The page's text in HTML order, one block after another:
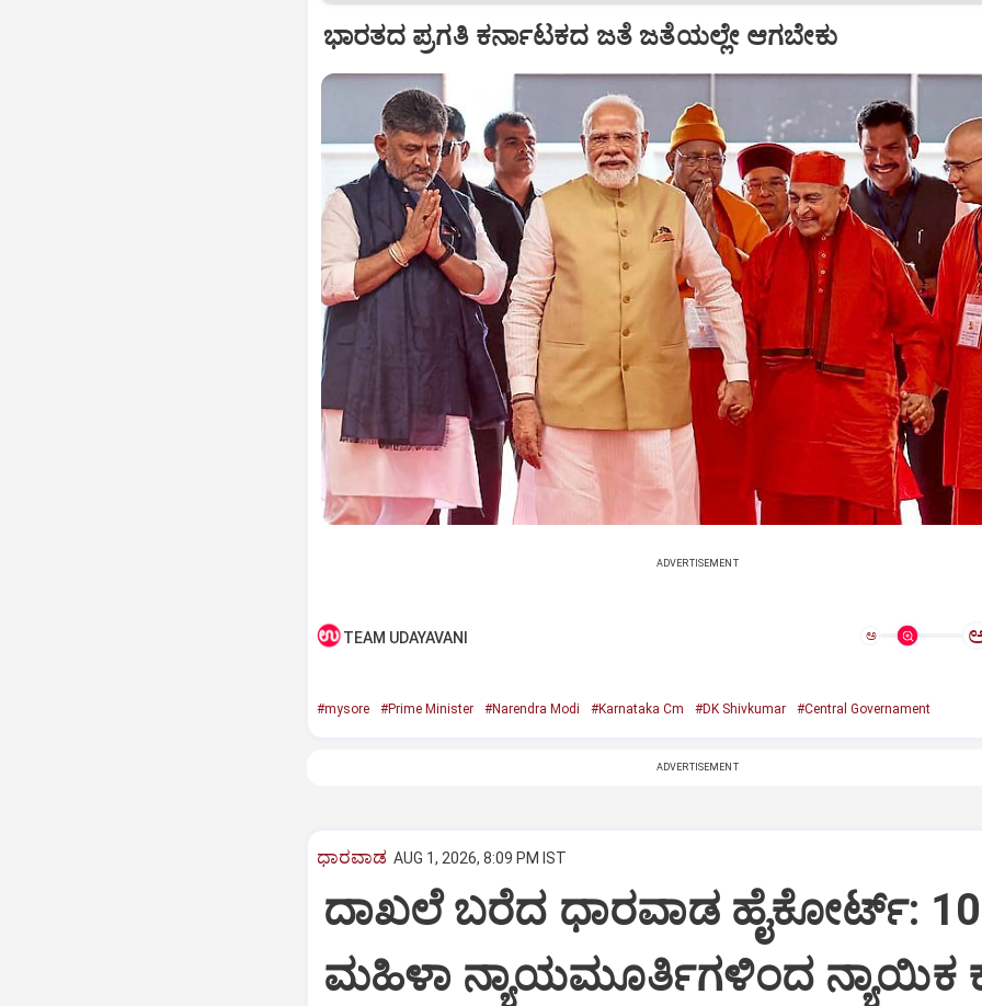
ಭಾರತದ ಪ್ರಗತಿ ಕರ್ನಾಟಕದ ಜತೆ ಜತೆಯಲ್ಲೇ ಆಗಬೇಕು
ADVERTISEMENT
TEAM UDAYAVANI ಅ
#mysore #Prime Minister #Narendra Modi #Karnataka Cm #DK Shivkumar #Central Governament
ADVERTISEMENT
ಧಾರವಾಡ AUG 1, 2026, 8:09 PM IST
ದಾಖಲೆ ಬರೆದ ಧಾರವಾಡ ಹೈಕೋರ್ಟ್: 10
ಮಹಿಳಾ ನ್ಯಾಯಮೂರ್ತಿಗಳಿಂದ ನ್ಯಾಯಿಕ